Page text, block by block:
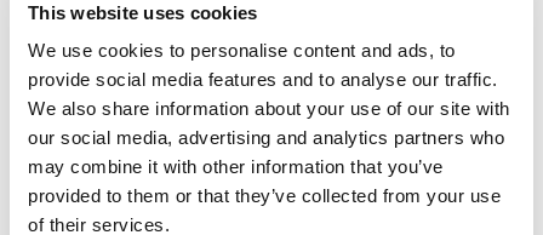
This website uses cookies
We use cookies to personalise content and ads, to
provide social media features and to analyse our traffic.
We also share information about your use of our site with
our social media, advertising and analytics partners who
may combine it with other information that you’ve
provided to them or that they’ve collected from your use
of their services.